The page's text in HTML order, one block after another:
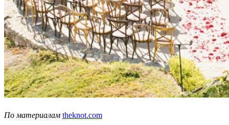
По материалам theknot.com